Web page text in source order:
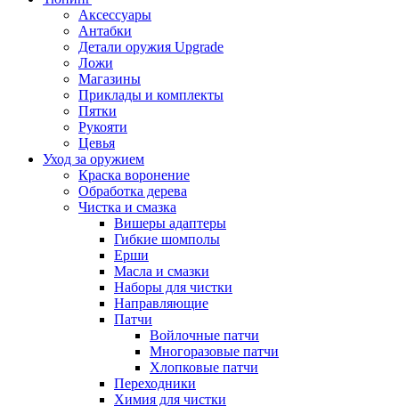
Аксессуары
Антабки
Детали оружия Upgrade
Ложи
Магазины
Приклады и комплекты
Пятки
Рукояти
Цевья
Уход за оружием
Краска воронение
Обработка дерева
Чистка и смазка
Вишеры адаптеры
Гибкие шомполы
Ерши
Масла и смазки
Наборы для чистки
Направляющие
Патчи
Войлочные патчи
Многоразовые патчи
Хлопковые патчи
Переходники
Химия для чистки